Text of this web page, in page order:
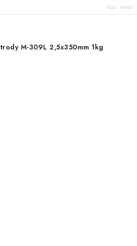
Kód: 16999
M-309L 2,5x350mm 1kg